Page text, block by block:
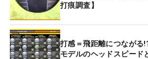
打痕調査】
打感＝飛距離につなが
モデルのヘッドスピード